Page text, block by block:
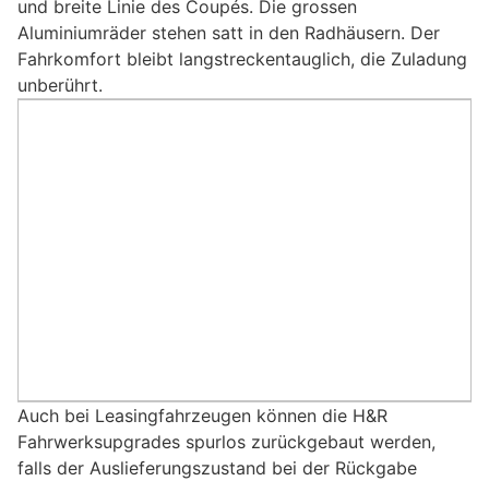
und breite Linie des Coupés. Die grossen
Aluminiumräder stehen satt in den Radhäusern. Der
Fahrkomfort bleibt langstreckentauglich, die Zuladung
unberührt.
Auch bei Leasingfahrzeugen können die H&R
Fahrwerksupgrades spurlos zurückgebaut werden,
falls der Auslieferungszustand bei der Rückgabe